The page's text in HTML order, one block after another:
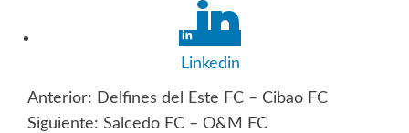
Linkedin
Navegación
Anterior: Delfines del Este FC – Cibao FC
Siguiente: Salcedo FC – O&M FC